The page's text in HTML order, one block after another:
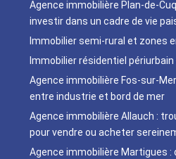
Agence immobilière Plan-de-
investir dans un cadre de vie
Immobilier semi-rural et zones
Immobilier résidentiel
Agence immobilière Fos-sur-
entre industrie et bord de mer
Agence immobilière Allauch :
pour vendre ou acheter
Agence immobilière Martigues :